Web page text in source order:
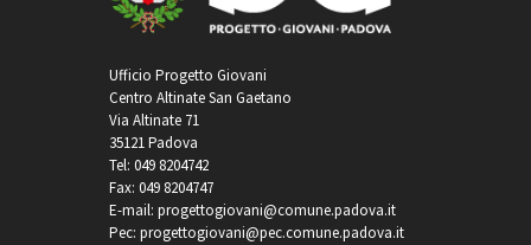
Ufficio Progetto Giovani
Centro Altinate San Gaetano
Via Altinate 71
35121 Padova
Tel: 049 8204742
Fax: 049 8204747
E-mail: progettogiovani@comune.padova.it
Pec: progettogiovani@pec.comune.padova.it